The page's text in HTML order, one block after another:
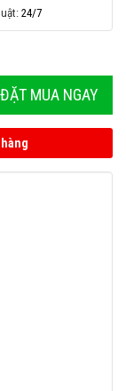
24/7
ĐẶT MUA NGAY